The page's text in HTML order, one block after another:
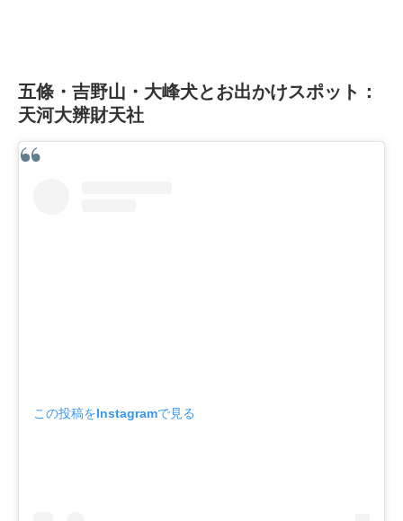
五條・吉野山・大峰犬とお出かけスポット：
天河大辨財天社
この投稿をInstagramで見る